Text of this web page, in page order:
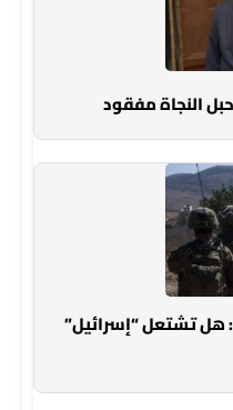
النجاة مفقود
هل تشتعل “إسرائيل”